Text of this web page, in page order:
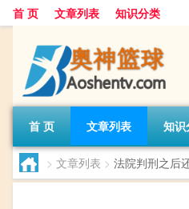
首 页 文章列表 知识分类
首 页 文章列表 知识
> 文章列表 > 法院判刑之后